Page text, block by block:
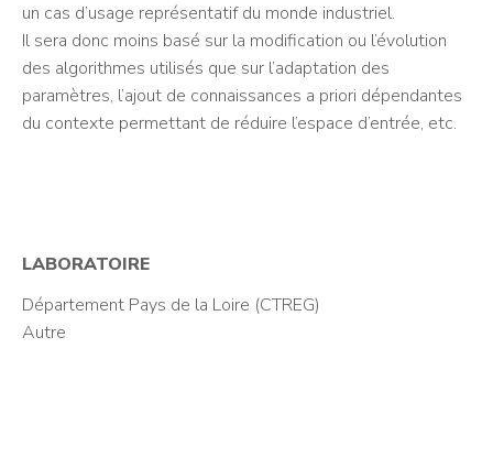
un cas d’usage représentatif du monde industriel.
Il sera donc moins basé sur la modification ou l’évolution
des algorithmes utilisés que sur l’adaptation des
paramètres, l’ajout de connaissances a priori dépendantes
du contexte permettant de réduire l’espace d’entrée, etc.
LABORATOIRE
Département Pays de la Loire (CTREG)
Autre